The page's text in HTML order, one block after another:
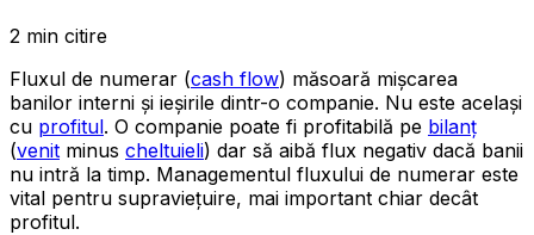
2 min citire
Fluxul de numerar (cash flow) măsoară mișcarea
banilor interni și ieșirile dintr-o companie. Nu este același
cu profitul. O companie poate fi profitabilă pe bilanț
(venit minus cheltuieli) dar să aibă flux negativ dacă banii
nu intră la timp. Managementul fluxului de numerar este
vital pentru supraviețuire, mai important chiar decât
profitul.